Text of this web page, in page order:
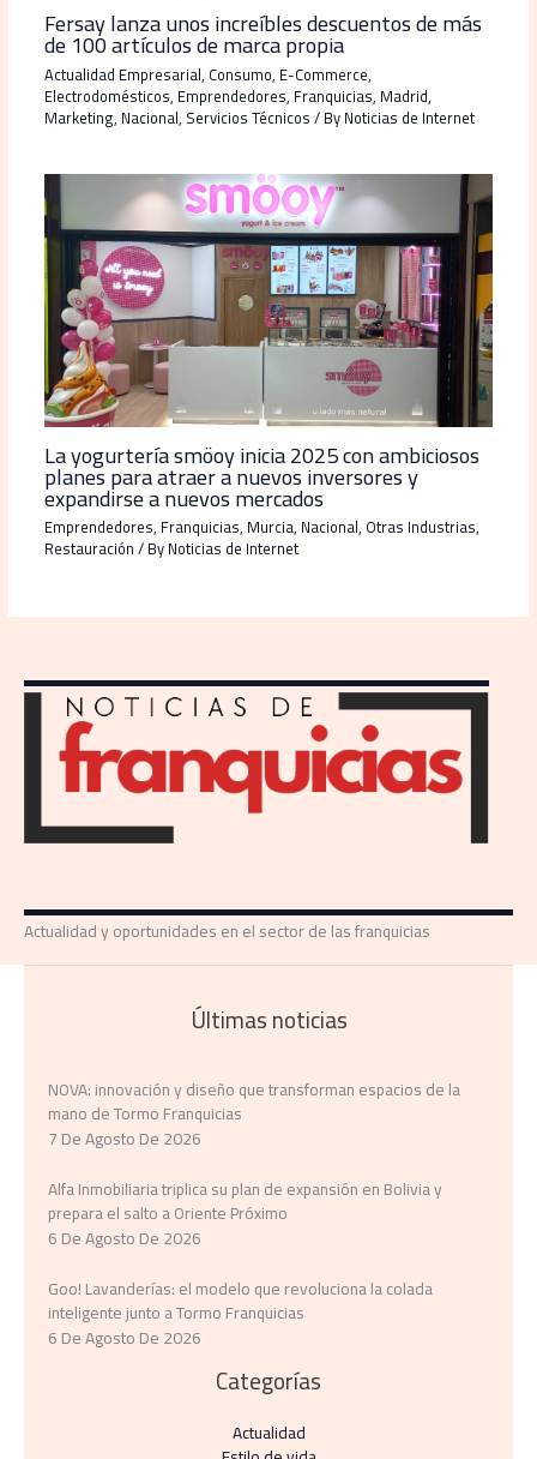
Fersay lanza unos increíbles descuentos de más
de 100 artículos de marca propia
Actualidad Empresarial, Consumo, E-Commerce,
Electrodomésticos, Emprendedores, Franquicias, Madrid,
Marketing, Nacional, Servicios Técnicos/ ByNoticias de Internet
La yogurtería smöoy inicia 2025 con ambiciosos
planes para atraer a nuevos inversores y
expandirse a nuevos mercados
Emprendedores, Franquicias, Murcia, Nacional, Otras Industrias,
Restauración/ ByNoticias de Internet
Actualidad y oportunidades en el sector de las franquicias
Últimas noticias
NOVA: innovación y diseño que transforman espacios de la
mano de Tormo Franquicias
7 De Agosto De 2026
Alfa Inmobiliaria triplica su plan de expansión en Bolivia y
prepara el salto a Oriente Próximo
6 De Agosto De 2026
Goo! Lavanderías: el modelo que revoluciona la colada
inteligente junto a Tormo Franquicias
6 De Agosto De 2026
Categorías
Actualidad